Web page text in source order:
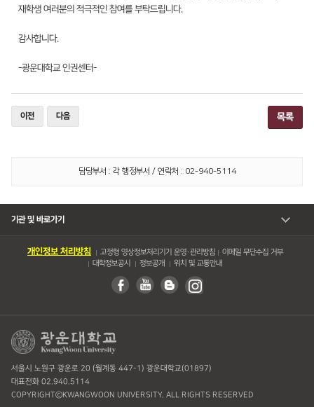
재학생 여러분의 적극적인 참여를 부탁드립니다.​​
감사합니다.
-광운대학교 인권센터-​
이전 다음 목록
담당부서 : 각 행정부서 / 연락처 : 02-940-5114
기관 및 바로가기
개인정보 처리방침 고정형 영상정보처리기기 운영・관리방침
이메일 무단수집 거부
대학정보공시
정보공개 위치 및 교통안내
서울시 노원구 광운로 20 (월계동 447-1) 광운대학교(01897)
대표전화 02.940.5114
COPYRIGHTⓒKWANGWOON UNIVERSITY. ALL RIGHTS RESERVED